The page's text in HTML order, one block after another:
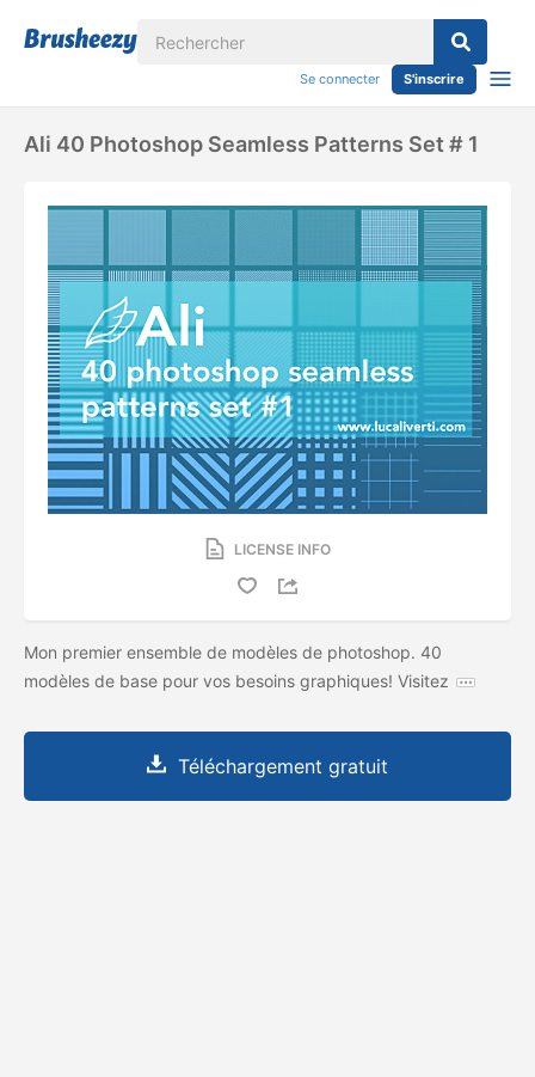
Se connecter S'inscrire
Ali 40 Photoshop Seamless Patterns Set # 1
LICENSE INFO
Mon premier ensemble de modèles de photoshop. 40
modèles de base pour vos besoins graphiques! Visitez
Téléchargement gratuit